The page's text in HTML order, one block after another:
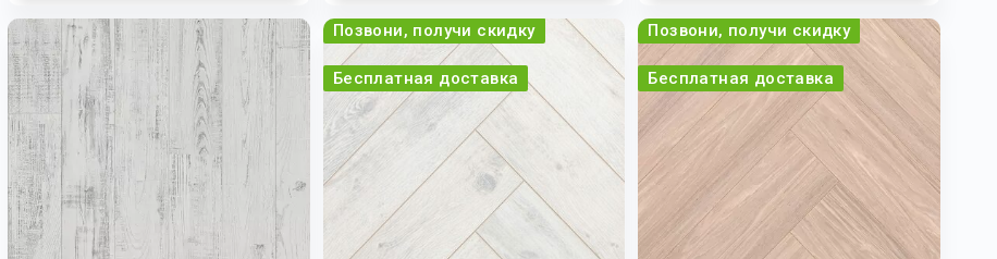
Позвони, получи скидку
Бесплатная доставка
Позвони, получи скидку
Бесплатная доставка